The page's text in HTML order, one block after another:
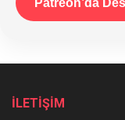
Patreon’da
İLETİŞİM